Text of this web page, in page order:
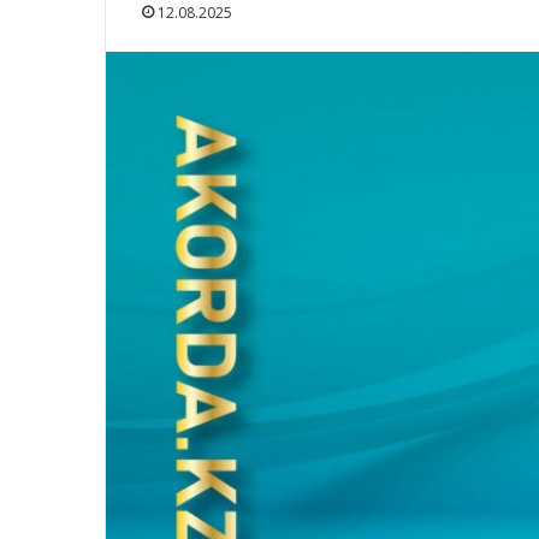
12.08.2025